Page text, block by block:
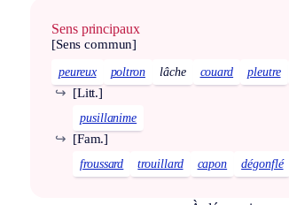
Sens principaux
[Sens commun]
peureux poltron lâche couard pleutre
[Litt.]
↪
pusillanime
[Fam.]
↪
froussard trouillard capon dégonflé